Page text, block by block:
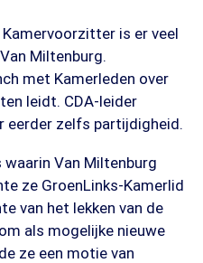
is er veel
Miltenburg.
met Kamerleden over
leidt. CDA-leider
eerder zelfs partijdigheid.
Van Miltenburg
ze GroenLinks-Kamerlid
van het lekken van de
als mogelijke nieuwe
ze een motie van